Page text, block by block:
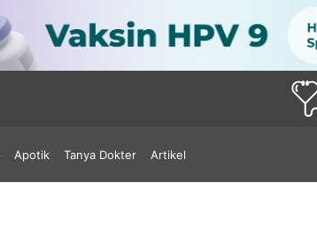
Apotik Tanya Dokter Artikel